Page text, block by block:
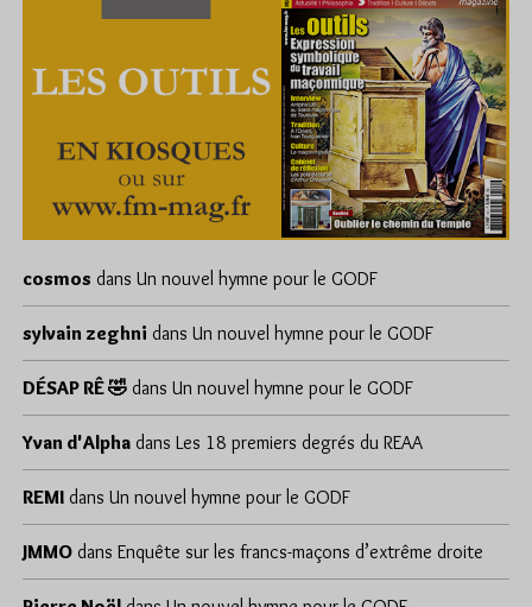
cosmos dans Un nouvel hymne pour le GODF
sylvain zeghni dans Un nouvel hymne pour le GODF
DÉSAP RÊ 🤣 dans Un nouvel hymne pour le GODF
Yvan d'Alpha dans Les 18 premiers degrés du REAA
REMI dans Un nouvel hymne pour le GODF
JMMO dans Enquête sur les francs-maçons d’extrême droite